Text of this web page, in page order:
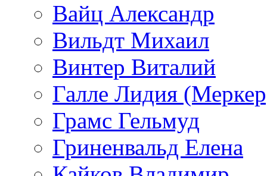
Вайц Александр
Вильдт Михаил
Винтер Виталий
Галле Лидия
Грамс Гельмуд
Гриненвальд Елена